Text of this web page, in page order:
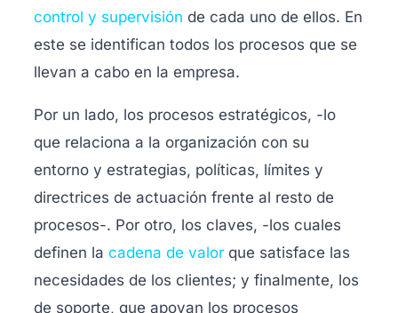
control y supervisión de cada uno de ellos. En
este se identifican todos los procesos que se
llevan a cabo en la empresa.
Por un lado, los procesos estratégicos, -lo
que relaciona a la organización con su
entorno y estrategias, políticas, límites y
directrices de actuación frente al resto de
procesos-. Por otro, los claves, -los cuales
definen la cadena de valor que satisface las
necesidades de los clientes; y finalmente, los
de soporte, que apoyan los procesos